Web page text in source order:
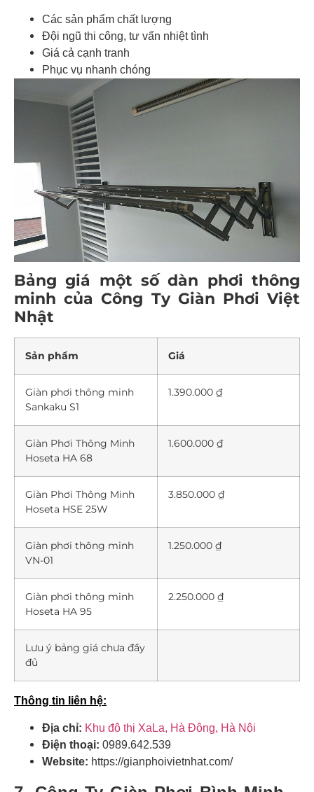
Các sản phẩm chất lượng
Đội ngũ thi công, tư vấn nhiệt tình
Giá cả cạnh tranh
Phục vụ nhanh chóng
Bảng giá một số dàn phơi thông
minh của Công Ty Giàn Phơi Việt
Nhật
Sản phẩm Giá
Giàn phơi thông minh
Sankaku S1
1.390.000 ₫
Giàn Phơi Thông Minh
Hoseta HA 68
1.600.000 ₫
Giàn Phơi Thông Minh
Hoseta HSE 25W
3.850.000 ₫
Giàn phơi thông minh
VN-01
1.250.000 ₫
Giàn phơi thông minh
Hoseta HA 95
2.250.000 ₫
Lưu ý bảng giá chưa đầy
đủ
Thông tin liên hệ:
Địa chỉ: Khu đô thị XaLa, Hà Đông, Hà Nội
Điện thoại: 0989.642.539
Website: https://gianphoivietnhat.com/